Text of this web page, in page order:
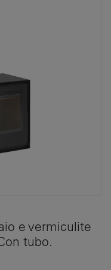
e vermiculite
tubo.